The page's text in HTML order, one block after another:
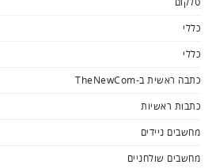
כללי
כללי
כתבה ראשית ב-TheNewCom
כתבות ראשיות
מחשבים ניידים
מחשבים שולחניים